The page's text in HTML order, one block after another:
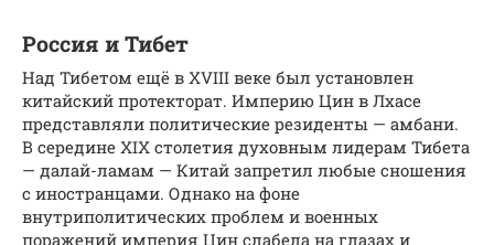
Россия и Тибет
Над Тибетом ещё в XVIII веке был установлен
китайский протекторат. Империю Цин в Лхасе
представляли политические резиденты — амбани.
В середине ХIX столетия духовным лидерам Тибета
— далай-ламам — Китай запретил любые сношения
с иностранцами. Однако на фоне
внутриполитических проблем и военных
поражений империя Цин слабела на глазах и